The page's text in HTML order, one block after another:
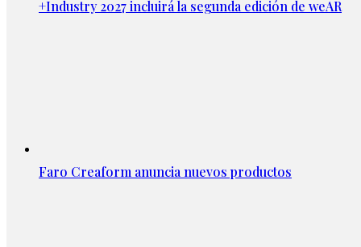
+Industry 2027 incluirá la segunda edición de weAR
Faro Creaform anuncia nuevos productos